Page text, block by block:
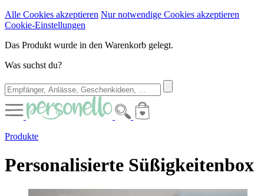
Alle Cookies akzeptieren Nur notwendige Cookies akzeptieren
Cookie-Einstellungen
Das Produkt wurde in den Warenkorb gelegt.
Was suchst du?
Produkte
Personalisierte Süßigkeitenbox